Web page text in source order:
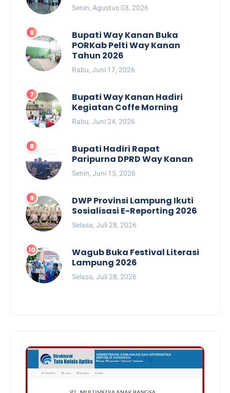
Senin, Agustus 03, 2026
Bupati Way Kanan Buka
PORKab Pelti Way Kanan
Tahun 2026
Rabu, Juni 17, 2026
Bupati Way Kanan Hadiri
Kegiatan Coffe Morning
Rabu, Juni 24, 2026
Bupati Hadiri Rapat
Paripurna DPRD Way Kanan
Senin, Juni 15, 2026
DWP Provinsi Lampung Ikuti
Sosialisasi E-Reporting 2026
Selasa, Juli 28, 2026
Wagub Buka Festival Literasi
Lampung 2026
Selasa, Juli 28, 2026